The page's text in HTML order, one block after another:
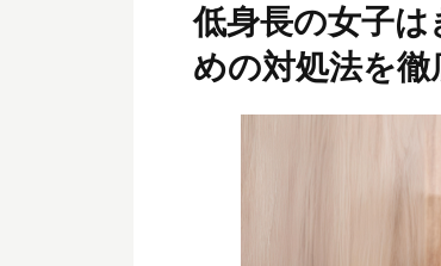
低身長の女子
めの対処法を徹